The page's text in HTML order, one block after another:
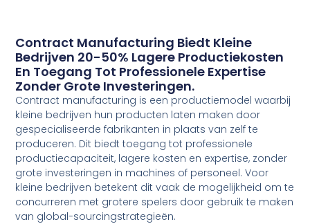
Contract Manufacturing Biedt Kleine
Bedrijven 20-50% Lagere Productiekosten
En Toegang Tot Professionele Expertise
Zonder Grote Investeringen.
Contract manufacturing is een productiemodel waarbij
kleine bedrijven hun producten laten maken door
gespecialiseerde fabrikanten in plaats van zelf te
produceren. Dit biedt toegang tot professionele
productiecapaciteit, lagere kosten en expertise, zonder
grote investeringen in machines of personeel. Voor
kleine bedrijven betekent dit vaak de mogelijkheid om te
concurreren met grotere spelers door gebruik te maken
van global-sourcingstrategieën.